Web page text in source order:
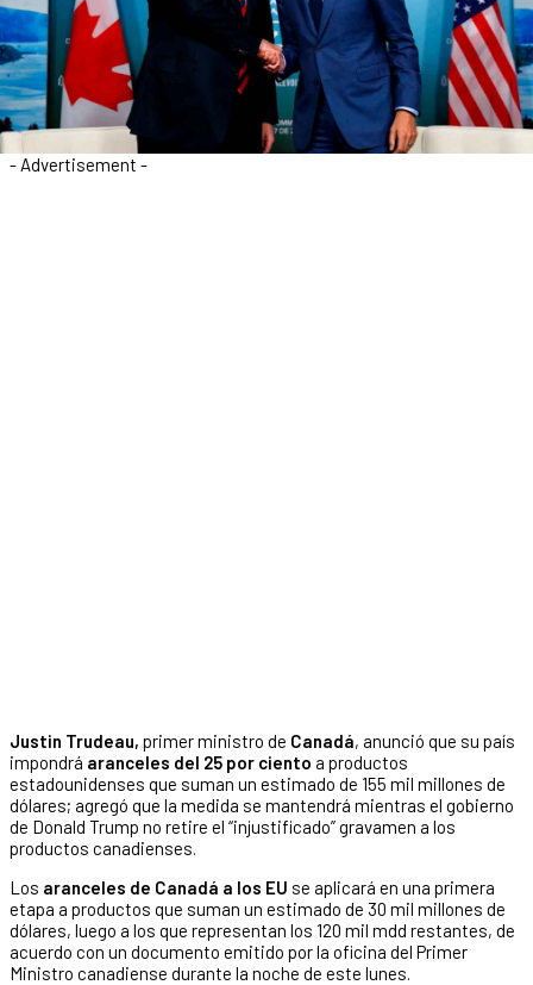
- Advertisement -
Justin Trudeau, primer ministro de Canadá, anunció que su país
impondrá aranceles del 25 por ciento a productos
estadounidenses que suman un estimado de 155 mil millones de
dólares; agregó que la medida se mantendrá mientras el gobierno
de Donald Trump no retire el “injustificado” gravamen a los
productos canadienses.
Los aranceles de Canadá a los EU se aplicará en una primera
etapa a productos que suman un estimado de 30 mil millones de
dólares, luego a los que representan los 120 mil mdd restantes, de
acuerdo con un documento emitido por la oficina del Primer
Ministro canadiense durante la noche de este lunes.